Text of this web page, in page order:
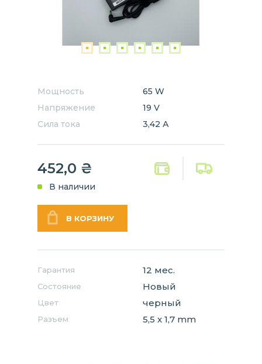
Мощность
65 W
Напряжение
19 V
Сила тока
3,42 А
452,0 ₴
В наличии
Гарантия 12 мес.
Состояние Новый
Цвет черный
Разъем 5,5 x 1,7 mm